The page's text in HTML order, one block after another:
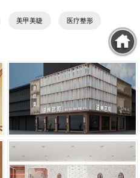
美甲美睫 医疗整形